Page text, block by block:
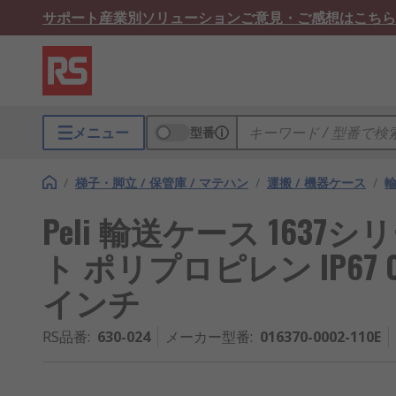
サポート産業別ソリューションご意見・ご感想はこちら
メニュー 型番
/ 梯子・脚立 / 保管庫 / マテハン / 運搬 / 機器ケース /
Peli 輸送ケース 1637シ
ト ポリプロピレン IP67
インチ
RS品番: 630-024 メーカー型番: 016370-0002-110E